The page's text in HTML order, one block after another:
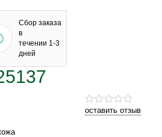
Сбор заказа
в
течении 1-3
дней
оставить отзыв